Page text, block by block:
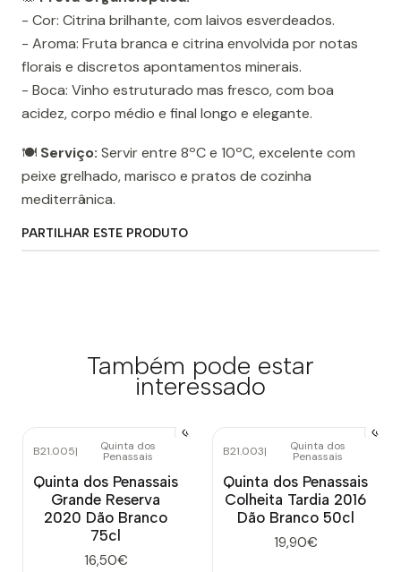
- Cor: Citrina brilhante, com laivos esverdeados.
- Aroma: Fruta branca e citrina envolvida por notas
florais e discretos apontamentos minerais.
- Boca: Vinho estruturado mas fresco, com boa
acidez, corpo médio e final longo e elegante.
🍽️ Serviço: Servir entre 8ºC e 10ºC, excelente com
peixe grelhado, marisco e pratos de cozinha
mediterrânica.
PARTILHAR ESTE PRODUTO
Também pode estar
interessado
B21.005| Quinta dos
Penassais
Quinta dos Penassais
Grande Reserva
2020 Dão Branco
75cl
16,50€
B21.003| Quinta dos
Penassais
Quinta dos Penassais
Colheita Tardia 2016
Dão Branco 50cl
19,90€